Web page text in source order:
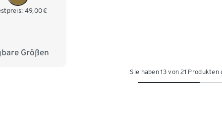
49,00€
Größen
M 40/42
Sie haben 13 von 21 Produkten